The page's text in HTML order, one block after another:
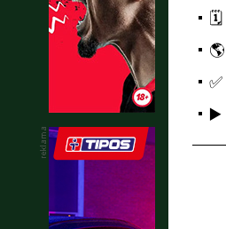
🗓️
🌎
✅
▶️